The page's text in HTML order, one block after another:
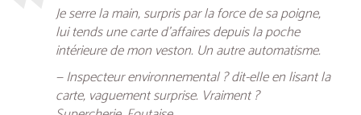
Je serre la main, surpris par la force de sa poigne,
lui tends une carte d’affaires depuis la poche
intérieure de mon veston. Un autre automatisme.
— Inspecteur environnemental ? dit-elle en lisant la
carte, vaguement surprise. Vraiment ?